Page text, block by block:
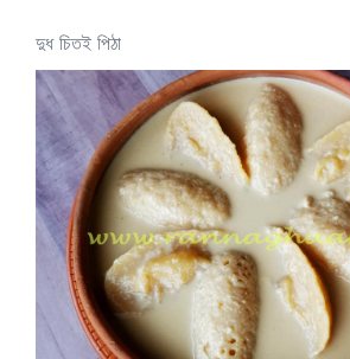
দুধ চিতই পিঠা